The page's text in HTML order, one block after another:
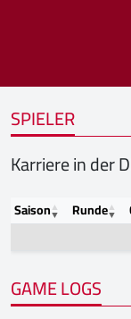
SPIELER
Karriere in der
Saison Runde
GAME LOGS